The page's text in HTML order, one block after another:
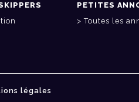
PETITES
Toutes les
légales